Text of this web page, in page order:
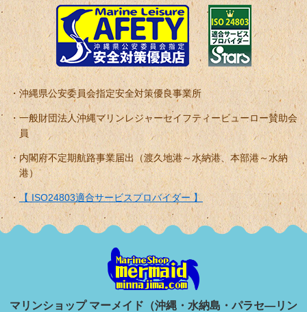
沖縄県公安委員会指定安全対策優良事業所
一般財団法人沖縄マリンレジャーセイフティービューロー賛助会
員
内閣府不定期航路事業届出（渡久地港～水納港、本部港～水納
港）
【 ISO24803適合サービスプロバイダー 】
マリンショップ マーメイド（沖縄・水納島・パラセ―リン